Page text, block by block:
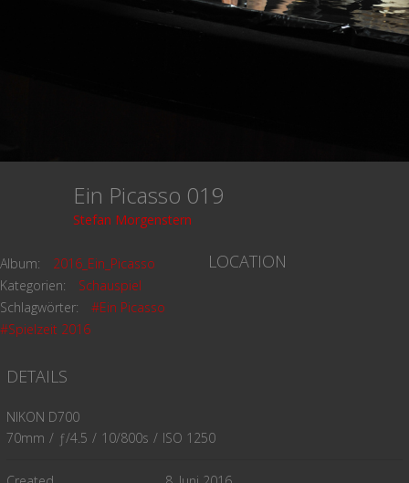
Ein Picasso 019
Stefan Morgenstern
Album:
2016_Ein_Picasso
Kategorien:
Schauspiel
Schlagwörter:
#Ein Picasso
#Spielzeit 2016
LOCATION
DETAILS
NIKON D700
70mm / ƒ/4.5 / 10/800s / ISO 1250